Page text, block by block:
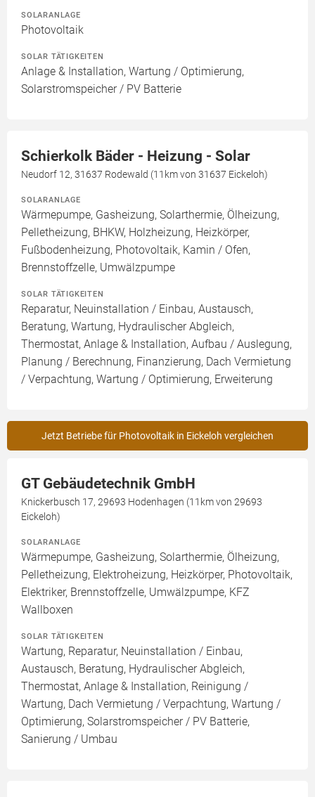
SOLARANLAGE
Photovoltaik
SOLAR TÄTIGKEITEN
Anlage & Installation, Wartung / Optimierung,
Solarstromspeicher / PV Batterie
Schierkolk Bäder - Heizung - Solar
Neudorf 12, 31637 Rodewald (11km von 31637 Eickeloh)
SOLARANLAGE
Wärmepumpe, Gasheizung, Solarthermie, Ölheizung,
Pelletheizung, BHKW, Holzheizung, Heizkörper,
Fußbodenheizung, Photovoltaik, Kamin / Ofen,
Brennstoffzelle, Umwälzpumpe
SOLAR TÄTIGKEITEN
Reparatur, Neuinstallation / Einbau, Austausch,
Beratung, Wartung, Hydraulischer Abgleich,
Thermostat, Anlage & Installation, Aufbau / Auslegung,
Planung / Berechnung, Finanzierung, Dach Vermietung
/ Verpachtung, Wartung / Optimierung, Erweiterung
Jetzt Betriebe für Photovoltaik in Eickeloh vergleichen
GT Gebäudetechnik GmbH
Knickerbusch 17, 29693 Hodenhagen (11km von 29693
Eickeloh)
SOLARANLAGE
Wärmepumpe, Gasheizung, Solarthermie, Ölheizung,
Pelletheizung, Elektroheizung, Heizkörper, Photovoltaik,
Elektriker, Brennstoffzelle, Umwälzpumpe, KFZ
Wallboxen
SOLAR TÄTIGKEITEN
Wartung, Reparatur, Neuinstallation / Einbau,
Austausch, Beratung, Hydraulischer Abgleich,
Thermostat, Anlage & Installation, Reinigung /
Wartung, Dach Vermietung / Verpachtung, Wartung /
Optimierung, Solarstromspeicher / PV Batterie,
Sanierung / Umbau